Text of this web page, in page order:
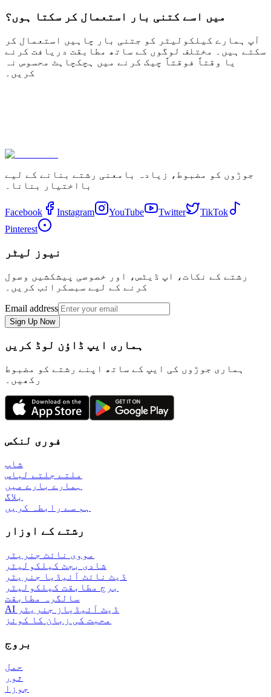
میں اسے کتنی بار استعمال کر سکتا ہوں؟
آپ ہمارے کیلکولیٹر کو جتنی بار چاہیں استعمال کر
سکتے ہیں۔ مختلف لوگوں کے ساتھ مطابقت دریافت کرنے
یا وقتاً فوقتاً چیک کرنے میں ہچکچاہٹ محسوس نہ
کریں۔
جوڑوں کو مضبوط، زیادہ بامعنی رشتے بنانے کے لیے
بااختیار بنانا۔
Facebook Instagram YouTube Twitter
TikTok
Pinterest
نیوز لیٹر
رشتے کے نکات، اپ ڈیٹس، اور خصوصی پیشکشیں وصول
کرنے کے لیے سبسکرائب کریں۔
Email address
Sign Up Now
ہماری ایپ ڈاؤن لوڈ کریں
ہماری جوڑوں کی ایپ کے ساتھ اپنے رشتے کو مضبوط
رکھیں۔
فوری لنکس
شاپ
ملتے جلتے لباس
ہمارے بارے میں
بلاگ
ہم سے رابطہ کریں
رشتے کے اوزار
مووی نائٹ جنریٹر
شادی بجٹ کیلکولیٹر
ڈیٹ نائٹ آئیڈیا جنریٹر
برج مطابقت کیلکولیٹر
سالگرہ مطابقت
AI ڈیٹ آئیڈیاز جنریٹر
محبت کی زبان کا کوئز
بروج
حمل
ثور
جوزا